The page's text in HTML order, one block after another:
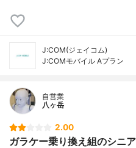
J:COM(ジェイコム)
J:COMモバイル Aプラン
自営業
八ヶ岳
2.00
ガラケー乗り換え組のシニ